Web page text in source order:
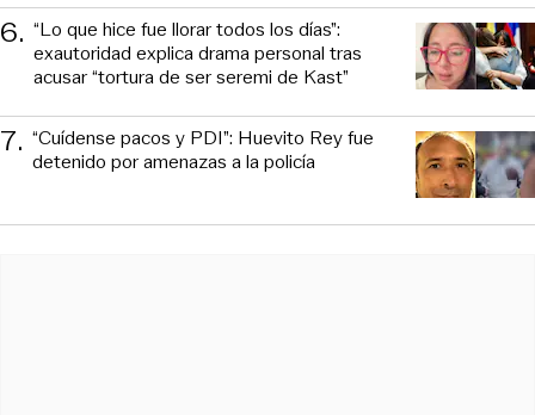
6. “Lo que hice fue llorar todos los días”:
exautoridad explica drama personal tras
acusar “tortura de ser seremi de Kast”
7. “Cuídense pacos y PDI”: Huevito Rey fue
detenido por amenazas a la policía